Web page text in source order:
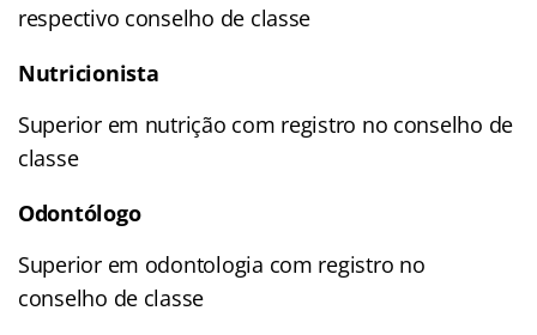
respectivo conselho de classe
Nutricionista
Superior em nutrição com registro no conselho de
classe
Odontólogo
Superior em odontologia com registro no
conselho de classe